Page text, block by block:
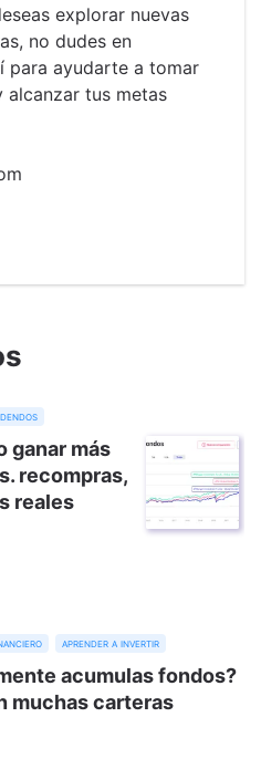
explorar nuevas
no dudes en
para ayudarte a tomar
alcanzar tus metas
ganar más
recompras,
reales
aprender a invertir
acumulas fondos?
muchas carteras